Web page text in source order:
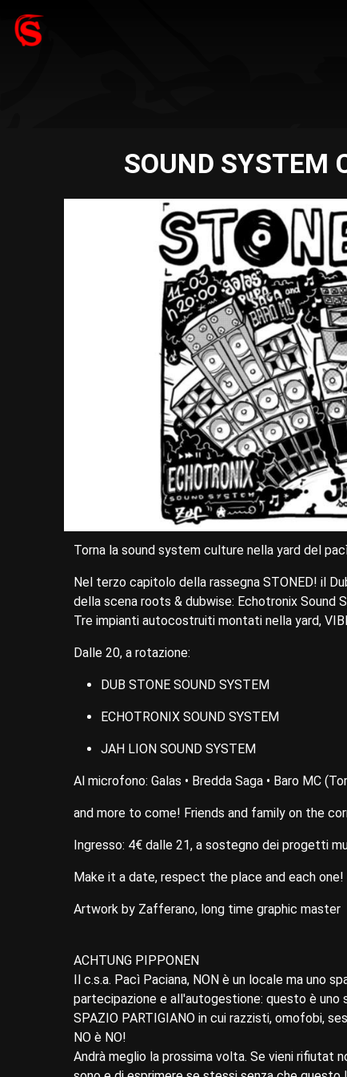
SOUND SYSTEM
Torna la sound system culture nella yard del
Nel terzo capitolo della rassegna STONED! il
della scena roots & dubwise: Echotronix Sound
Tre impianti autocostruiti montati nella yard,
Dalle 20, a rotazione:
DUB STONE SOUND SYSTEM
ECHOTRONIX SOUND SYSTEM
JAH LION SOUND SYSTEM
Al microfono: Galas • Bredda Saga • Baro MC
and more to come! Friends and family on the
Ingresso: 4€ dalle 21, a sostegno dei progetti
Make it a date, respect the place and each one!
Artwork by Zafferano, long time graphic master
ACHTUNG PIPPONEN
Il c.s.a. Pacì Paciana, NON è un locale ma uno
partecipazione e all'autogestione: questo è uno
SPAZIO PARTIGIANO in cui razzisti, omofobi,
NO è NO!
Andrà meglio la prossima volta. Se vieni rifiutat